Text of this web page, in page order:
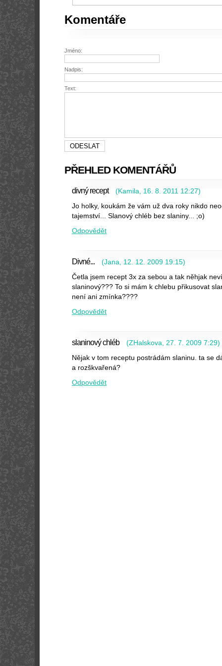
Komentáře
Jméno:
Nadpis:
Text:
PŘEHLED KOMENTÁŘŮ
divný recept (Kamila 16. 8. 2011 12:27)
Jo holky, koukám že vám už dva roky nikdo
tajemství... Slanový chléb bez slaniny... ;o)
Odpovědět
Divné... (Jana 12. 12. 2009 19:15)
Četla jsem recept 3x za sebou a tak něhjak
slaninový??? To si mám k chlebu přikusovat
není ani zmínka????
Odpovědět
slaninový chléb (ZHalskova 27. 7. 2009 7:29)
Nějak v tom receptu postrádám slaninu. ta se
a rozškvařená?
Odpovědět